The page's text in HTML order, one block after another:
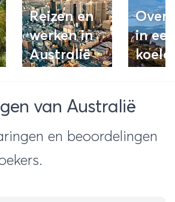
Reizen en
werken in
Australië
in
van Australië
en beoordelingen